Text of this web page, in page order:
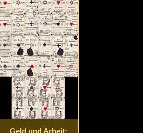
Geld und Arbeit: